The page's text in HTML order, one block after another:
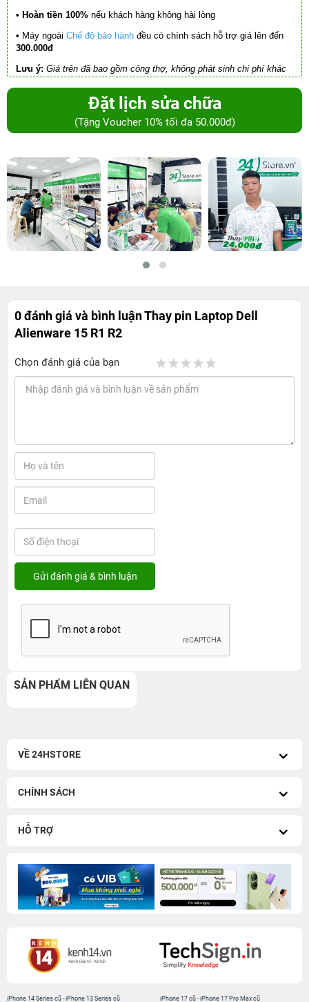
• Hoàn tiền 100% nếu khách hàng không hài lòng
• Máy ngoài Chế độ bảo hành đều có chính sách hỗ trợ giá lên đến
300.000đ
Lưu ý: Giá trên đã bao gồm công thợ, không phát sinh chi phí khác
Đặt lịch sửa chữa
(Tặng Voucher 10% tối đa 50.000đ)
0 đánh giá và bình luậnThay pin Laptop Dell
Alienware 15 R1 R2
Chọn đánh giá của bạn
SẢN PHẨM LIÊN QUAN
VỀ 24HSTORE
CHÍNH SÁCH
HỖ TRỢ
iPhone 14 Series cũ -iPhone 13 Series cũ
iPhone 17 cũ-iPhone 17 Pro Max cũ